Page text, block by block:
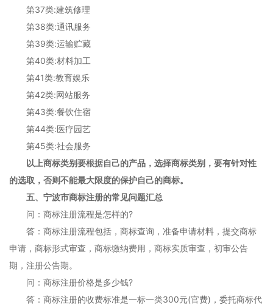
第37类:建筑修理
第38类:通讯服务
第39类:运输贮藏
第40类:材料加工
第41类:教育娱乐
第42类:网站服务
第43类:餐饮住宿
第44类:医疗园艺
第45类:社会服务
以上商标类别要根据自己的产品，选择商标类别，要有针对性
的选取，否则不能最大限度的保护自己的商标。
五、宁波市商标注册的常见问题汇总
问：商标注册流程是怎样的?
答：商标注册流程包括，商标查询，准备申请材料，提交商标
申请，商标形式审查，商标缴纳费用，商标实质审查，初审公告
期，注册公告期。
问：商标注册价格是多少钱?
答：商标注册的收费标准是一标一类300元(官费)，委托商标代